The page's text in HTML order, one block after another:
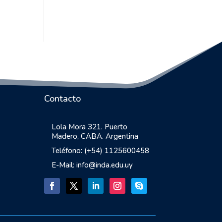
Contacto
Lola Mora 321. Puerto
Madero, CABA. Argentina
Teléfono: (+54) 1125600458
E-Mail: info@inda.edu.uy